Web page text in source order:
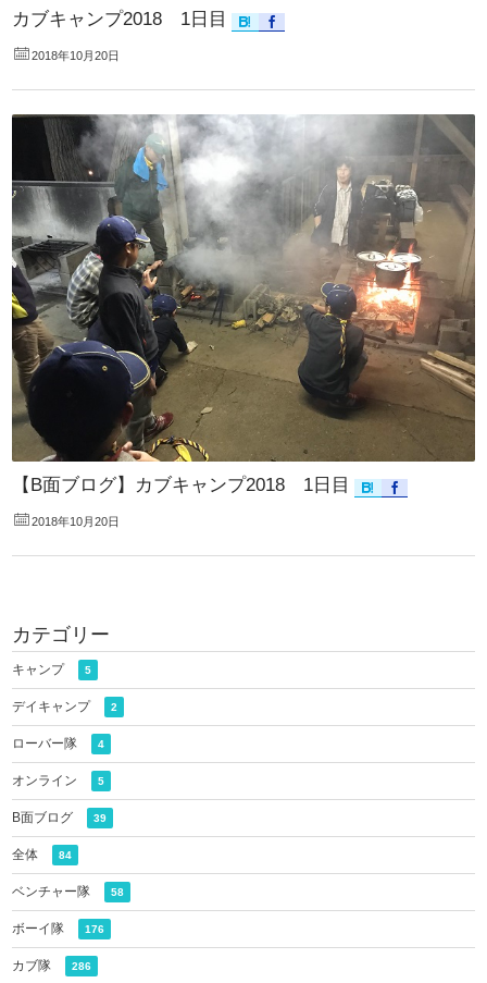
カブキャンプ2018 1日目
2018年10月20日
【B面ブログ】カブキャンプ2018 1日目
2018年10月20日
カテゴリー
キャンプ 5
デイキャンプ 2
ローバー隊 4
オンライン 5
B面ブログ 39
全体 84
ベンチャー隊 58
ボーイ隊 176
カブ隊 286